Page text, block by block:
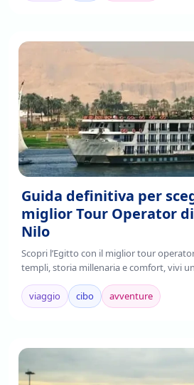
Guida definitiva per
miglior Tour Operator
Nilo
Scopri l’Egitto con il miglior tour
templi, storia millenaria e comfort, vivi
indimenticabile.Prenota ora!
viaggio
cibo avventure